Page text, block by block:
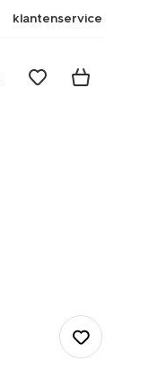
klantenservice